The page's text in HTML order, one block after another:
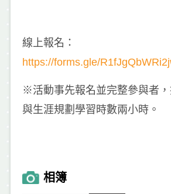
線上報名：
https://forms.gle/
※活動事先報名並完整參與者
與生涯規劃學習時數兩小時。
相簿